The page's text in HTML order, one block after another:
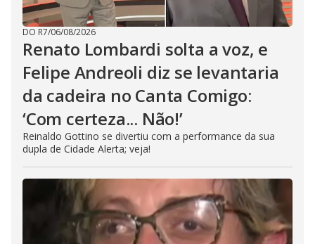
DO R7/06/08/2026
Renato Lombardi solta a voz, e
Felipe Andreoli diz se levantaria
da cadeira no Canta Comigo:
‘Com certeza... Não!’
Reinaldo Gottino se divertiu com a performance da sua
dupla de Cidade Alerta; veja!